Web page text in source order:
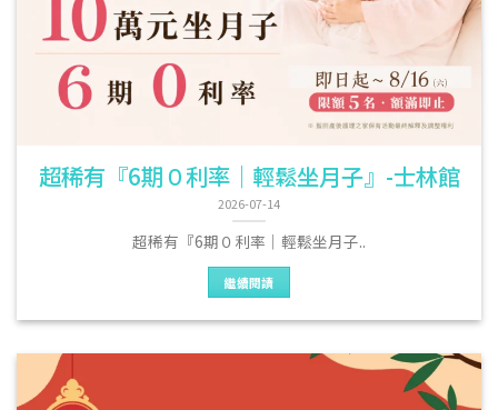
超稀有『6期０利率｜輕鬆坐月子』-士林館
2026-07-14
超稀有『6期０利率｜輕鬆坐月子..
繼續閱讀